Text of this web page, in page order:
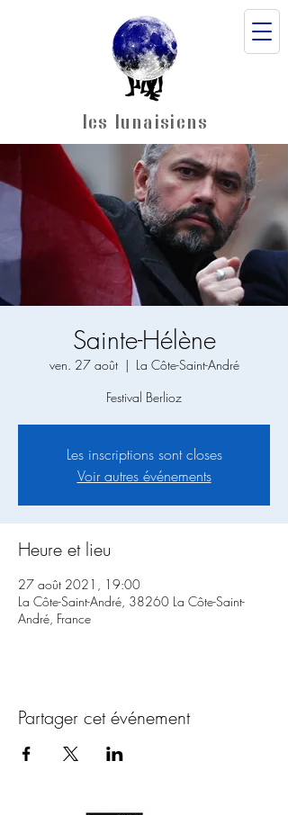
les lunaisiens
Sainte-Hélène
ven. 27 août
  |
La Côte-Saint-André
Festival Berlioz
Les inscriptions sont closes
Voir autres événements
Heure et lieu
27 août 2021, 19:00
La Côte-Saint-André, 38260 La Côte-Saint-
André, France
Partager cet événement